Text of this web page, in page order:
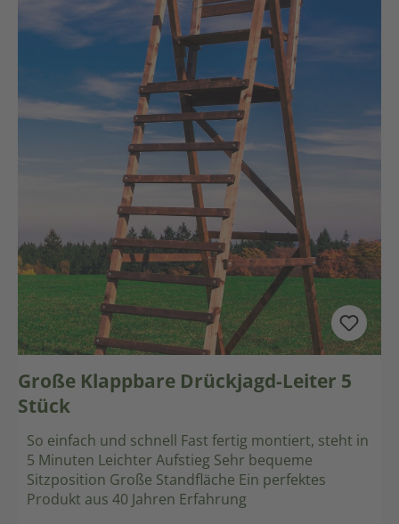
Große Klappbare Drückjagd-Leiter 5
Stück
So einfach und schnell Fast fertig montiert, steht in
5 Minuten Leichter Aufstieg Sehr bequeme
Sitzposition Große Standfläche Ein perfektes
Produkt aus 40 Jahren Erfahrung